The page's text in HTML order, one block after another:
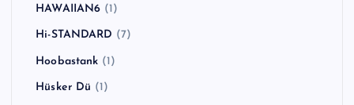
HAWAIIAN6 (1)
Hi-STANDARD (7)
Hoobastank (1)
Hüsker Dü (1)